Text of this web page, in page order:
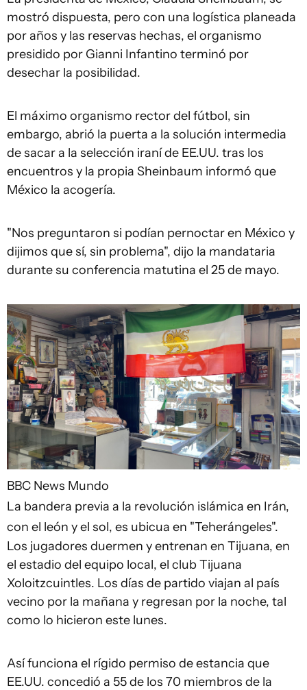
mostró dispuesta, pero con una logística planeada
por años y las reservas hechas, el organismo
presidido por Gianni Infantino terminó por
desechar la posibilidad.
El máximo organismo rector del fútbol, sin
embargo, abrió la puerta a la solución intermedia
de sacar a la selección iraní de EE.UU. tras los
encuentros y la propia Sheinbaum informó que
México la acogería.
"Nos preguntaron si podían pernoctar en México y
dijimos que sí, sin problema", dijo la mandataria
durante su conferencia matutina el 25 de mayo.
BBC News Mundo
La bandera previa a la revolución islámica en Irán,
con el león y el sol, es ubicua en "Teherángeles".
Los jugadores duermen y entrenan en Tijuana, en
el estadio del equipo local, el club Tijuana
Xoloitzcuintles. Los días de partido viajan al país
vecino por la mañana y regresan por la noche, tal
como lo hicieron este lunes.
Así funciona el rígido permiso de estancia que
EE.UU. concedió a 55 de los 70 miembros de la